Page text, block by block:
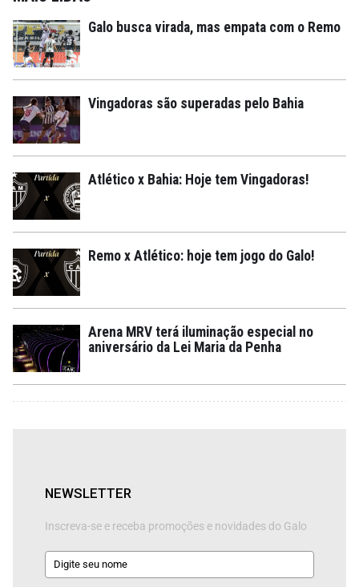
Galo busca virada, mas empata com o Remo
Vingadoras são superadas pelo Bahia
Atlético x Bahia: Hoje tem Vingadoras!
Remo x Atlético: hoje tem jogo do Galo!
Arena MRV terá iluminação especial no
aniversário da Lei Maria da Penha
NEWSLETTER
Inscreva-se e receba promoções e novidades do Galo